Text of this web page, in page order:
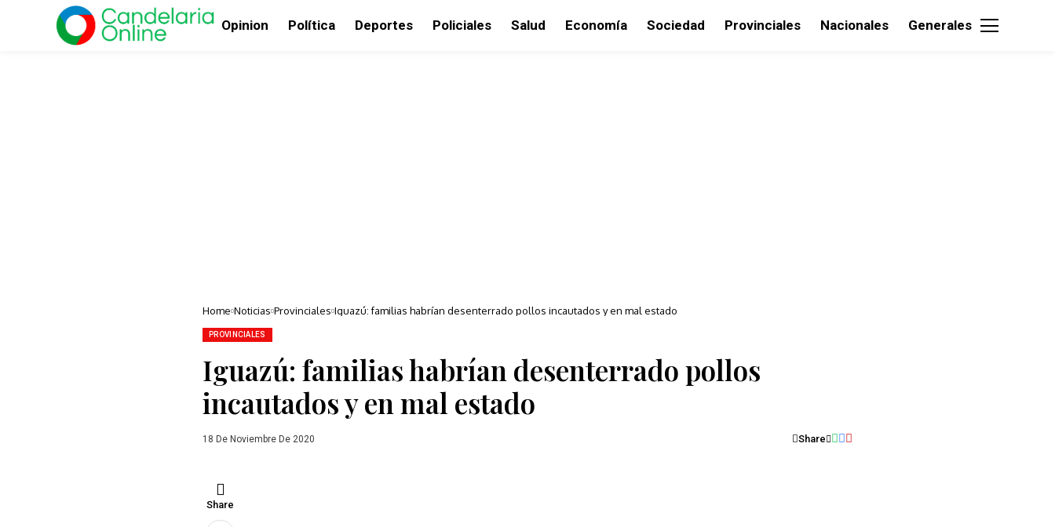
Opinion Política Deportes Policiales Salud Economía Sociedad Provinciales Nacionales Generales
Home Noticias Provinciales Iguazú: familias habrían desenterrado pollos incautados y en mal estado
PROVINCIALES
Iguazú: familias habrían desenterrado pollos
incautados y en mal estado
18 De Noviembre De 2020 Share
Share